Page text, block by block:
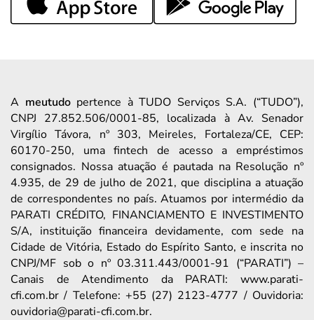
A meutudopertence à TUDO Serviços S.A. (“TUDO”),
CNPJ 27.852.506/0001-85, localizada à Av. Senador
Virgílio Távora, nº 303, Meireles, Fortaleza/CE, CEP:
60170-250, uma fintech de acesso a empréstimos
consignados. Nossa atuação é pautada na Resolução nº
4.935, de 29 de julho de 2021, que disciplina a atuação
de correspondentes no país. Atuamos por intermédio da
PARATI CRÉDITO, FINANCIAMENTO E INVESTIMENTO
S/A, instituição financeira devidamente, com sede na
Cidade de Vitória, Estado do Espírito Santo, e inscrita no
CNPJ/MF sob o nº 03.311.443/0001-91 (“PARATI”) –
Canais de Atendimento da PARATI: www.parati-
cfi.com.br / Telefone: +55 (27) 2123-4777 / Ouvidoria:
ouvidoria@parati-cfi.com.br.